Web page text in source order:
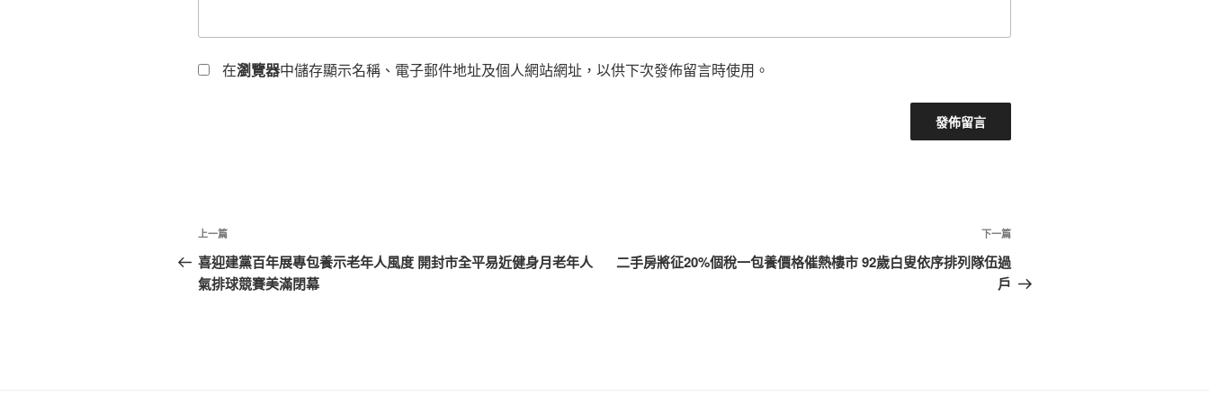
在瀏覽器中儲存顯示名稱、電子郵件地址及個人網站網址，以供下次發佈留言時使用。
文
章
導
上
一
篇
上一篇
喜迎建黨百年展專包養示老年人風度 開封市全平易近健身月老年人
氣排球競賽美滿閉幕
下
一
篇
下一篇
二手房將征20%個稅一包養價格催熱樓市 92歲白叟依序排列隊伍過
戶